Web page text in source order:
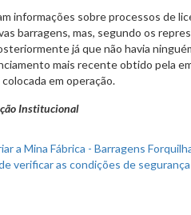
informações sobre processos de
barragens, mas, segundo os
já que não havia
mais recente obtido pela
em operação.
Institucional